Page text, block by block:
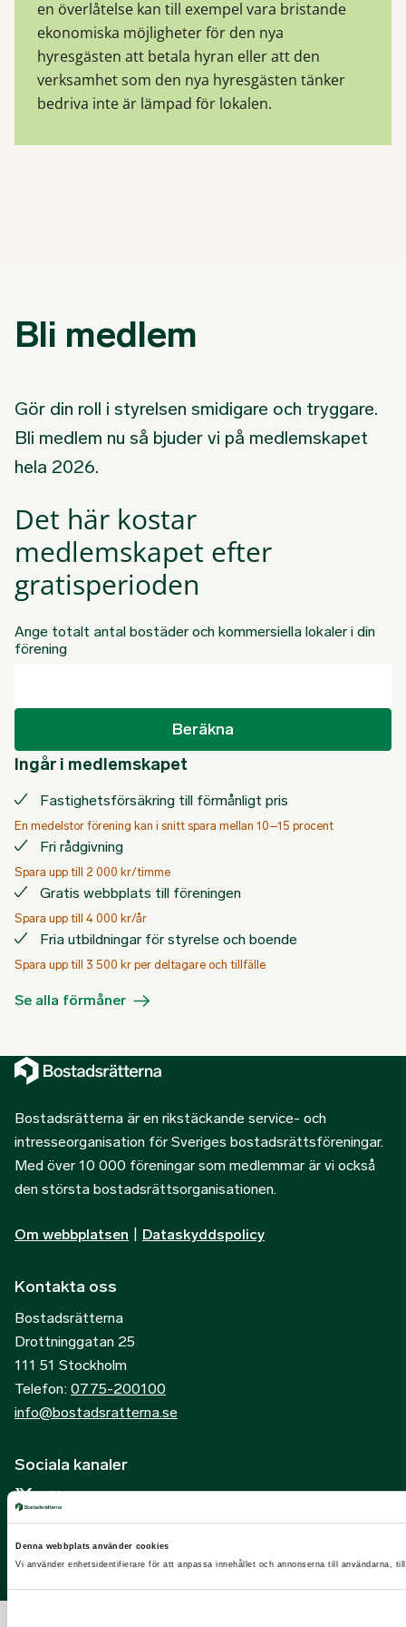
Denna webbplats använder cookies
Vi använder enhetsidentifierare för att anpassa innehållet och annonserna till användarna,
en överlåtelse kan till exempel vara bristande
ekonomiska möjligheter för den nya
hyresgästen att betala hyran eller att den
verksamhet som den nya hyresgästen tänker
bedriva inte är lämpad för lokalen.
Bli medlem
Gör din roll i styrelsen smidigare och tryggare.
Bli medlem nu så bjuder vi på medlemskapet
hela 2026.
Det här kostar
medlemskapet efter
gratisperioden
Ange totalt antal bostäder och kommersiella lokaler i din
förening
Beräkna
Ingår i medlemskapet
Fastighetsförsäkring till förmånligt pris
En medelstor förening kan i snitt spara mellan 10–15 procent
Fri rådgivning
Spara upp till 2 000 kr/timme
Gratis webbplats till föreningen
Spara upp till 4 000 kr/år
Fria utbildningar för styrelse och boende
Spara upp till 3 500 kr per deltagare och tillfälle
Se alla förmåner
Bostadsrätterna är en rikstäckande service- och
intresseorganisation för Sveriges bostadsrättsföreningar.
Med över 10 000 föreningar som medlemmar är vi också
den största bostadsrättsorganisationen.
Om webbplatsen Dataskyddspolicy
Kontakta oss
Bostadsrätterna
Drottninggatan 25
111 51 Stockholm
Telefon: 0775-200100
info@bostadsratterna.se
Sociala kanaler
X
Facebook
LinkedIn